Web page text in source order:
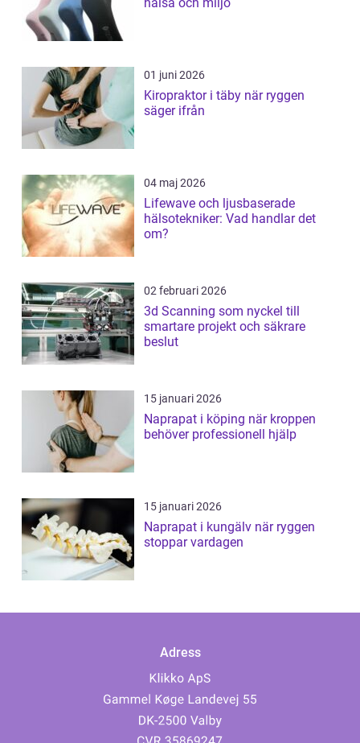
01 juni 2026
Kiropraktor i täby när ryggen
säger ifrån
04 maj 2026
Lifewave och ljusbaserade
hälsotekniker: Vad handlar det
om?
02 februari 2026
3d Scanning som nyckel till
smartare projekt och säkrare
beslut
15 januari 2026
Naprapat i köping när kroppen
behöver professionell hjälp
15 januari 2026
Naprapat i kungälv när ryggen
stoppar vardagen
Adress